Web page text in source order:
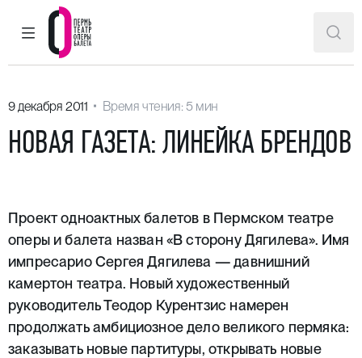
ГЛАВНОЕ МЕНЮ
Пермский театр оперы и балета
9 декабря 2011 Время чтения: 5 мин
НОВАЯ ГАЗЕТА: ЛИНЕЙКА БРЕНДОВ
Проект одноактных балетов в Пермском театре
оперы и балета назван «В сторону Дягилева». Имя
импресарио Сергея Дягилева — давнишний
камертон театра. Новый художественный
руководитель Теодор Курентзис намерен
продолжать амбициозное дело великого пермяка:
заказывать новые партитуры, открывать новые